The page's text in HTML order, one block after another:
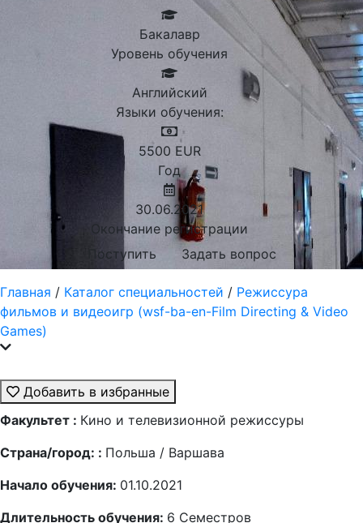
Бакалавр
Уровень обучения
Английский
Языки обучения:
5500 EUR
Год
30.06.2021
Окончание регистрации
Поступить
Задать вопрос
Главная / Каталог специальностей / Режиссура
фильмов и видеоигр (wsf-ba-en-Film Directing & Video
Games)
Добавить в избранные
Факультет : Кино и телевизионной режиссуры
Страна/город: : Польша / Варшава
Начало обучения: 01.10.2021
Длительность обучения: 6 Семестров